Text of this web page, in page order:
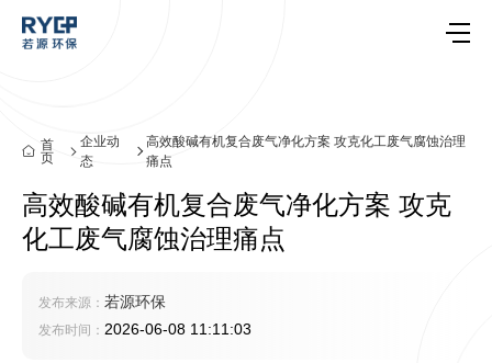
首
页
企业动
态
高效酸碱有机复合废气净化方案 攻克化工废气腐蚀治理
痛点
高效酸碱有机复合废气净化方案 攻克
化工废气腐蚀治理痛点
发布来源： 若源环保
发布时间： 2026-06-08 11:11:03